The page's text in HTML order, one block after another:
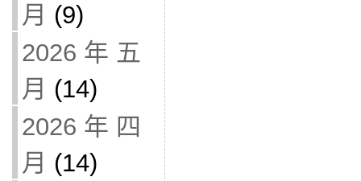
月 (9)
2026 年 五
月 (14)
2026 年 四
月 (14)